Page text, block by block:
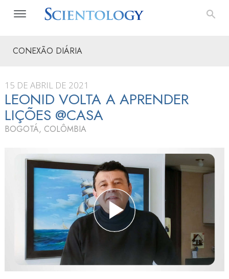
CONEXÃO DIÁRIA
15 DE ABRIL DE 2021
LEONID VOLTA A APRENDER
LIÇÕES @CASA
BOGOTÁ, COLÔMBIA